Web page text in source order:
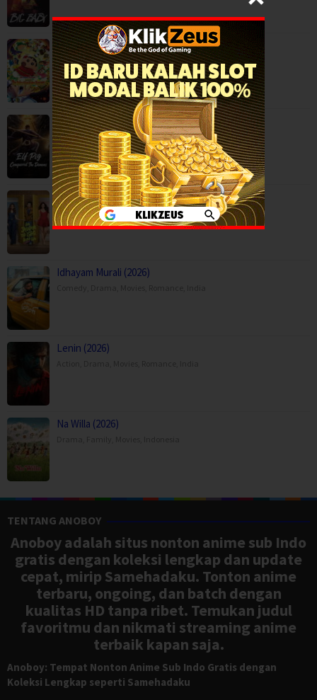
Crayon Shin-chan the Movie: Super Hot! T…
Adventure,Animation,Comedy,Japan
Elf Pig Conquered The Demons (2026)
Adventure,Fantasy,Movies,
Hai Jawani Toh Ishq Hona Hai (2026)
Comedy,Movies Romance,India,United Kingdom
Idhayam Murali (2026)
Lenin (2026)
Na Willa (2026)
TENTANG ANOBOY
Anoboy adalah situs nonton anime sub Indo
gratis dengan koleksi lengkap dan update
cepat, mirip Samehadaku. Tonton anime
terbaru, ongoing, dan batch dengan
kualitas HD tanpa ribet. Temukan judul
favoritmu dan nikmati streaming anime
terbaik kapan saja.
Anoboy: Tempat Nonton Anime Sub Indo Gratis dengan
Koleksi Lengkap seperti Samehadaku